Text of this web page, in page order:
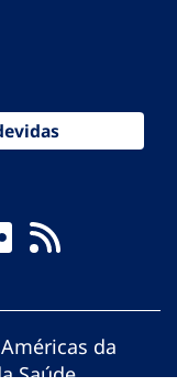
da
Saúde